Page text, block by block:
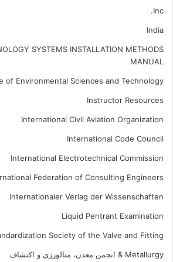
Inc.
India
SYSTEMS INSTALLATION METHODS
MANUAL
of Environmental Sciences and Technology
Instructor Resources
International Civil Aviation Organization
International Code Council
International Electrotechnical Commission
Federation of Consulting Engineers
Internationaler Verlag der Wissenschaften
Liquid Pentrant Examination
Society of the Valve and Fitting
Metallurgy & انجمن معدن، متالورژی و اکتشاف